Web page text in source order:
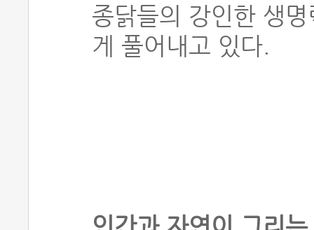
종닭들의 강인한 생
게 풀어내고 있다.